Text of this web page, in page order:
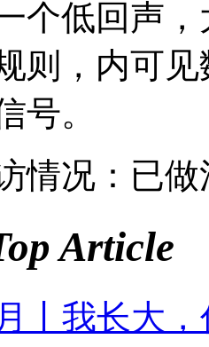
低回声，
则，内可
号。
况：已做
Article
丨我长大